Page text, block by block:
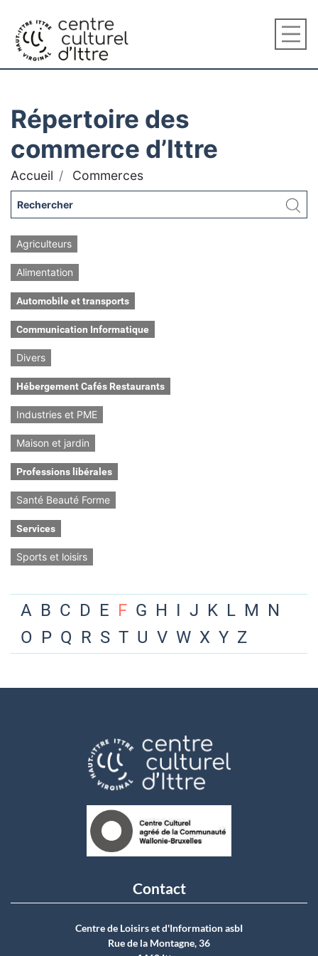
Répertoire des
commerce d’Ittre
Accueil Commerces
Agriculteurs
Alimentation
Automobile et transports
Communication Informatique
Divers
Hébergement Cafés Restaurants
Industries et PME
Maison et jardin
Professions libérales
Santé Beauté Forme
Services
Sports et loisirs
A B C D E F G H I J K L M N
O P Q R S T U V W X Y Z
Contact
Centre de Loisirs et d'Information asbI
Rue de la Montagne, 36